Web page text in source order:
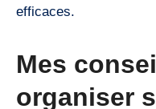
efficaces.
Mes
organiser